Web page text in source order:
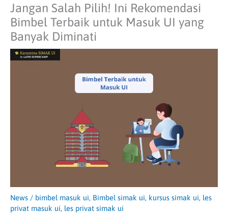
Jangan Salah Pilih! Ini Rekomendasi
Bimbel Terbaik untuk Masuk UI yang
Banyak Diminati
News / bimbel masuk ui, Bimbel simak ui, kursus simak ui, les
privat masuk ui, les privat simak ui